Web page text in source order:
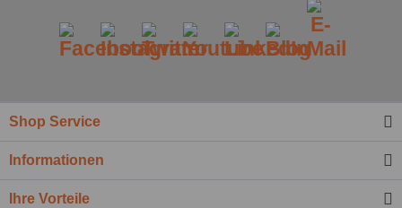
Shop Service
Informationen
Ihre Vorteile